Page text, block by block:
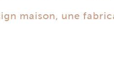
maison, une